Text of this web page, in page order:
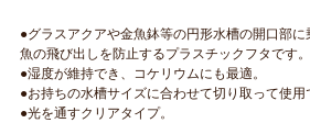
●グラスアクアや金魚鉢等の円形水槽の開口部に
魚の飛び出しを防止するプラスチックフタです。
●湿度が維持でき、コケリウムにも最適。
●お持ちの水槽サイズに合わせて切り取って使用
●光を通すクリアタイプ。